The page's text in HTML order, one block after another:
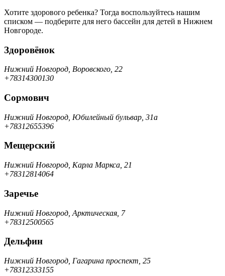
Хотите здорового ребенка? Тогда воспользуйтесь нашим
списком — подберите для него бассейн для детей в Нижнем
Новгороде.
Здоровёнок
Нижний Новгород, Воровского, 22
+78314300130
Сормович
Нижний Новгород, Юбилейный бульвар, 31а
+78312655396
Мещерский
Нижний Новгород, Карла Маркса, 21
+78312814064
Заречье
Нижний Новгород, Арктическая, 7
+78312500565
Дельфин
Нижний Новгород, Гагарина проспект, 25
+78312333155